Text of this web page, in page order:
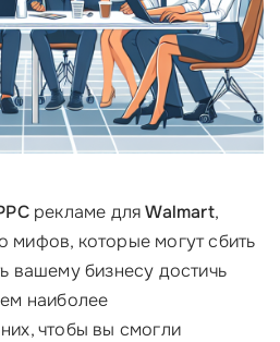
рекламе дляWalmart,
мифов, которые могут сбить
вашему бизнесу достичь
наиболее
чтобы вы смогли